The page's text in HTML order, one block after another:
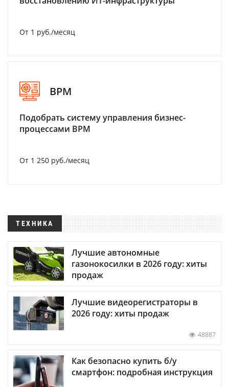
От 1 руб./месяц
BPM
Подобрать систему управления бизнес-
процессами BPM
От 1 250 руб./месяц
ТЕХНИКА
Лучшие автономные
газонокосилки в 2026 году: хиты
продаж
Лучшие видеорегистраторы в
2026 году: хиты продаж
48887
Как безопасно купить б/у
смартфон: подробная инструкция